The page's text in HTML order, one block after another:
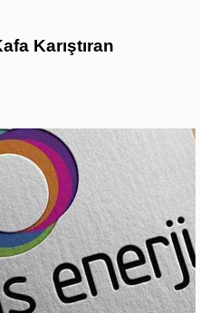
Karıştıran